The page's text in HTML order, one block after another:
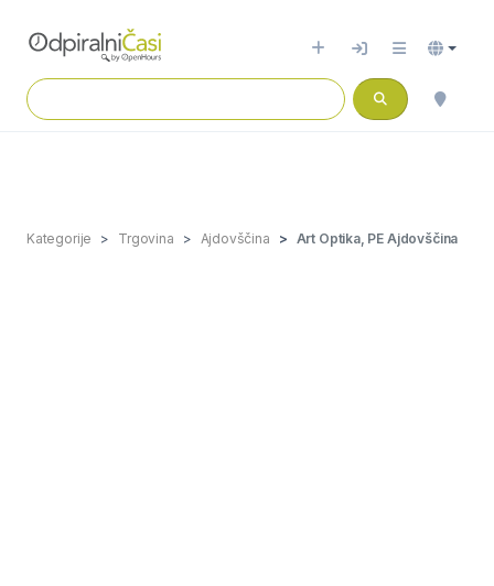
Kategorije Trgovina Ajdovščina Art Optika, PE Ajdovščina